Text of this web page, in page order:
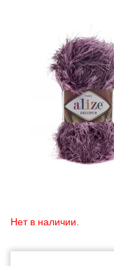
Нет в наличии.